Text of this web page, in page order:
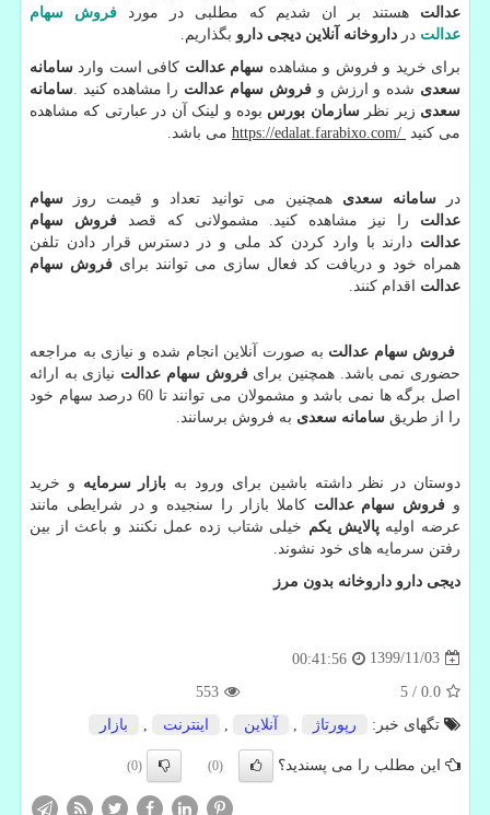
عدالت هستند بر ان شدیم که مطلبی در موردفروش سهام
عدالت در داروخانه آنلاین دیجی دارو بگذاریم.
برای خرید و فروش و مشاهده سهام عدالت کافی است وارد سامانه
سعدی شده و ارزش وفروش سهام عدالت را مشاهده کنید
سامانه
سعدی زیر نظرسازمان بورس بوده و لینک آن در عبارتی که مشاهده
می کنید
https://edalat.farabixo.com/ می باشد.
درسامانه سعدی همچنین می توانید تعداد و قیمت روز سهام
عدالت را نیز مشاهده کنید. مشمولانی که قصدفروش سهام
عدالت دارند با وارد کردن کد ملی و در دسترس قرار دادن تلفن
همراه خود و دریافت کد فعال سازی می توانند برای فروش سهام
عدالت اقدام کنند.
فروش سهام عدالت به صورت آنلاین انجام شده و نیازی به مراجعه
حضوری نمی باشد. همچنین برایفروش سهام عدالت نیازی به ارائه
اصل برگه ها نمی باشد و مشمولان می توانند تا 60 درصد سهام خود
را از طریق سامانه سعدی به فروش برسانند.
دوستان در نظر داشته باشین برای ورود به بازار سرمایه و خرید
و فروش سهام عدالت کاملا بازار را سنجیده و در شرایطی مانند
عرضه اولیهپالایش یکم خیلی شتاب زده عمل نکنند و باعث از بین
رفتن سرمایه های خود نشوند.
دیجی دارو داروخانه بدون مرز
1399/11/03
00:41:56
0.0
/
5
553
تگهای خبر:
رپورتاژ آنلاین اینترنت بازار
این مطلب را می پسندید؟ (0)
(0)